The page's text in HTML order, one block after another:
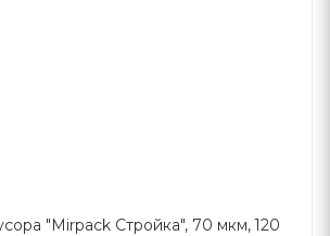
"Mirpack Стройка", 70 мкм, 120